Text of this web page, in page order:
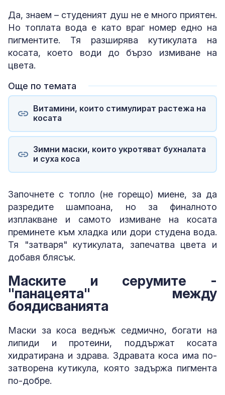
Да, знаем – студеният душ не е много приятен.
Но топлата вода е като враг номер едно на
пигментите. Тя разширява кутикулата на
косата, което води до бързо измиване на
цвета.
Още по темата
Витамини, които стимулират растежа на
косата
Зимни маски, които укротяват бухналата
и суха коса
Започнете с топло (не горещо) миене, за да
разредите шампоана, но за финалното
изплакване и самото измиване на косата
преминете към хладка или дори студена вода.
Тя "затваря" кутикулата, запечатва цвета и
добавя блясък.
Маските и серумите -
"панацеята" между
боядисванията
Маски за коса веднъж седмично, богати на
липиди и протеини, поддържат косата
хидратирана и здрава. Здравата коса има по-
затворена кутикула, която задържа пигмента
по-добре.